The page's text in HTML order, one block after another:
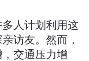
人计划利用这
访友。然而，
交通压力增